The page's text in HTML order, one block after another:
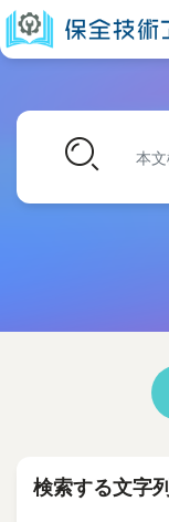
検索する文字列